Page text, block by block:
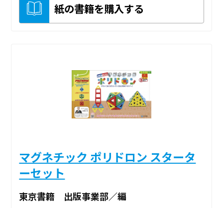
紙の書籍を購入する
マグネチック ポリドロン スタータ
ーセット
東京書籍 出版事業部／編